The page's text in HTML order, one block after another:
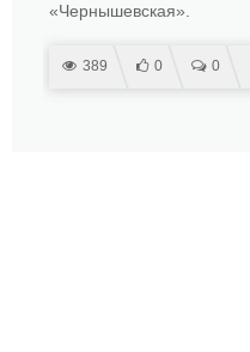
«Чернышевская».
389 0 0